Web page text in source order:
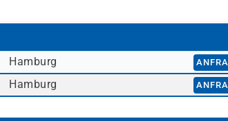
Hamburg
Hamburg